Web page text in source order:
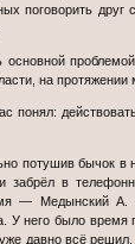
поговорить друг
на
забрёл в
— Медынский
У него было
давно всё